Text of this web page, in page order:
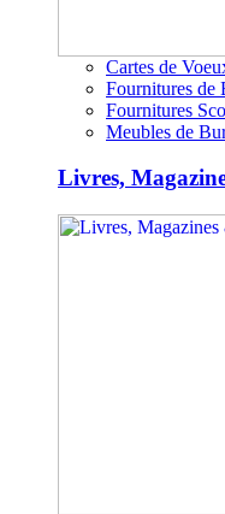
Cartes de
Fournitures de
Fournitures
Meubles de
Livres,